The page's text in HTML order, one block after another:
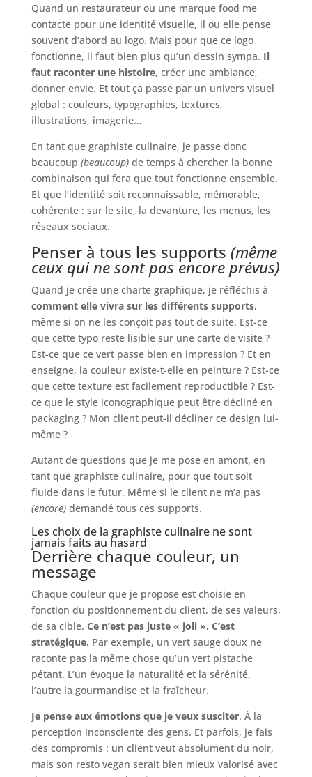
Quand un restaurateur ou une marque food me
contacte pour une identité visuelle, il ou elle pense
souvent d’abord au logo. Mais pour que ce logo
fonctionne, il faut bien plus qu’un dessin sympa. Il
faut raconter une histoire, créer une ambiance,
donner envie. Et tout ça passe par un univers visuel
global : couleurs, typographies, textures,
illustrations, imagerie…
En tant que graphiste culinaire, je passe donc
beaucoup (beaucoup) de temps à chercher la bonne
combinaison qui fera que tout fonctionne ensemble.
Et que l’identité soit reconnaissable, mémorable,
cohérente : sur le site, la devanture, les menus, les
réseaux sociaux.
Penser à tous les supports (même
ceux qui ne sont pas encore prévus)
Quand je crée une charte graphique, je réfléchis à
comment elle vivra sur les différents supports,
même si on ne les conçoit pas tout de suite. Est-ce
que cette typo reste lisible sur une carte de visite ?
Est-ce que ce vert passe bien en impression ? Et en
enseigne, la couleur existe-t-elle en peinture ? Est-ce
que cette texture est facilement reproductible ? Est-
ce que le style iconographique peut être décliné en
packaging ? Mon client peut-il décliner ce design lui-
même ?
Autant de questions que je me pose en amont, en
tant que graphiste culinaire, pour que tout soit
fluide dans le futur. Même si le client ne m’a pas
(encore) demandé tous ces supports.
Les choix de la graphiste culinaire ne sont
jamais faits au hasard
Derrière chaque couleur, un
message
Chaque couleur que je propose est choisie en
fonction du positionnement du client, de ses valeurs,
de sa cible. Ce n’est pas juste « joli ». C’est
stratégique. Par exemple, un vert sauge doux ne
raconte pas la même chose qu’un vert pistache
pétant. L’un évoque la naturalité et la sérénité,
l’autre la gourmandise et la fraîcheur.
Je pense aux émotions que je veux susciter. À la
perception inconsciente des gens. Et parfois, je fais
des compromis : un client veut absolument du noir,
mais son resto vegan serait bien mieux valorisé avec